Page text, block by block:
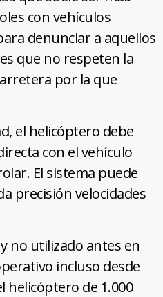
con vehículos
denunciar a aquellos
que no respeten la
por la que
el helicóptero debe
con el vehículo
El sistema puede
precisión velocidades
no utilizado antes en
incluso desde
helicóptero de 1.000